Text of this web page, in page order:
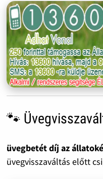
🐾
üvegbetét díj az
üvegvisszaváltás előtt